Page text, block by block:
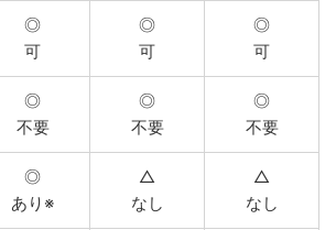
◎
可
◎
可
◎
可
◎
不要
◎
不要
◎
不要
◎
あり※
△
なし
△
なし